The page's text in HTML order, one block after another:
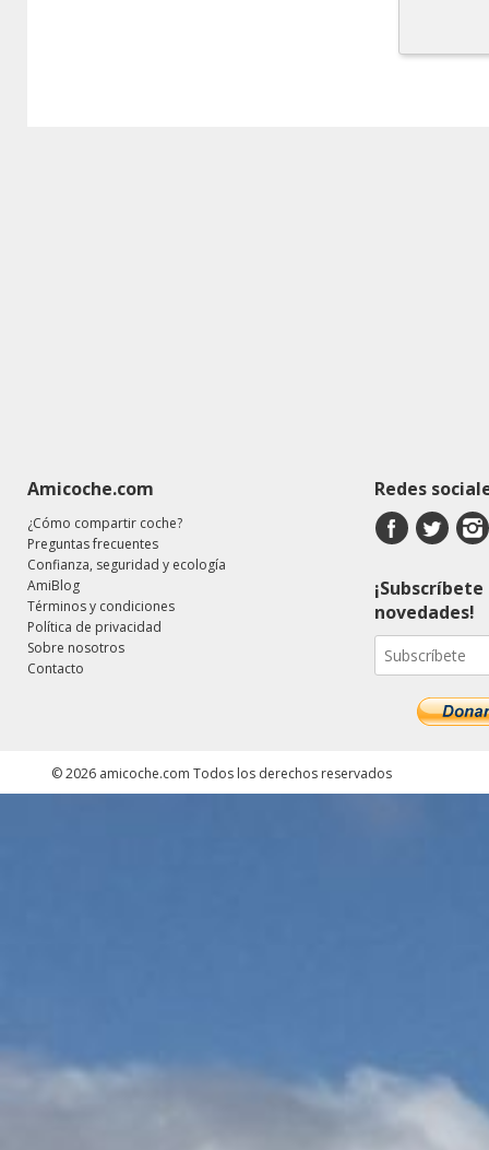
Amicoche.com
¿Cómo compartir coche?
Preguntas frecuentes
Confianza, seguridad y ecología
AmiBlog
Términos y condiciones
Política de privacidad
Sobre nosotros
Contacto
Redes
novedades!
©2026 amicoche.com Todos los derechos reservados